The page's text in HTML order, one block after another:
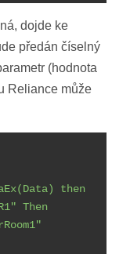
dojde ke
předán číselný
(hodnota
Reliance může
then
Then